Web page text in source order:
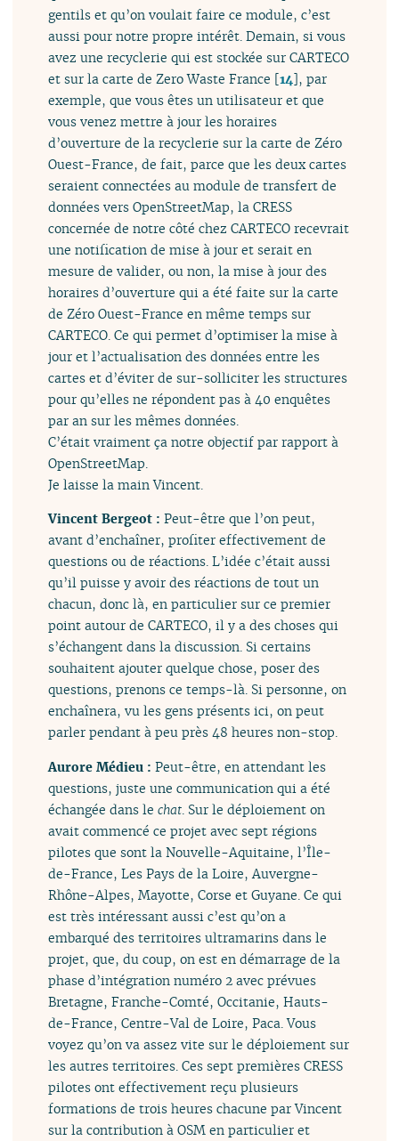
gentils et qu’on voulait faire ce module, c’est
aussi pour notre propre intérêt. Demain, si vous
avez une recyclerie qui est stockée sur CARTECO
et sur la carte de Zero Waste France [14], par
exemple, que vous êtes un utilisateur et que
vous venez mettre à jour les horaires
d’ouverture de la recyclerie sur la carte de Zéro
Ouest-France, de fait, parce que les deux cartes
seraient connectées au module de transfert de
données vers OpenStreetMap, la CRESS
concernée de notre côté chez CARTECO recevrait
une notification de mise à jour et serait en
mesure de valider, ou non, la mise à jour des
horaires d’ouverture qui a été faite sur la carte
de Zéro Ouest-France en même temps sur
CARTECO. Ce qui permet d’optimiser la mise à
jour et l’actualisation des données entre les
cartes et d’éviter de sur-solliciter les structures
pour qu’elles ne répondent pas à 40 enquêtes
par an sur les mêmes données.
C’était vraiment ça notre objectif par rapport à
OpenStreetMap.
Je laisse la main Vincent.
Vincent Bergeot :Peut-être que l’on peut,
avant d’enchaîner, profiter effectivement de
questions ou de réactions. L’idée c’était aussi
qu’il puisse y avoir des réactions de tout un
chacun, donc là, en particulier sur ce premier
point autour de CARTECO, il y a des choses qui
s’échangent dans la discussion. Si certains
souhaitent ajouter quelque chose, poser des
questions, prenons ce temps-là. Si personne, on
enchaînera, vu les gens présents ici, on peut
parler pendant à peu près 48 heures non-stop.
Aurore Médieu :Peut-être, en attendant les
questions, juste une communication qui a été
échangée dans lechat . Sur le déploiement on
avait commencé ce projet avec sept régions
pilotes que sont la Nouvelle-Aquitaine, l’Île-
de-France, Les Pays de la Loire, Auvergne-
Rhône-Alpes, Mayotte, Corse et Guyane. Ce qui
est très intéressant aussi c’est qu’on a
embarqué des territoires ultramarins dans le
projet, que, du coup, on est en démarrage de la
phase d’intégration numéro 2 avec prévues
Bretagne, Franche-Comté, Occitanie, Hauts-
de-France, Centre-Val de Loire, Paca. Vous
voyez qu’on va assez vite sur le déploiement sur
les autres territoires. Ces sept premières CRESS
pilotes ont effectivement reçu plusieurs
formations de trois heures chacune par Vincent
sur la contribution à OSM en particulier et